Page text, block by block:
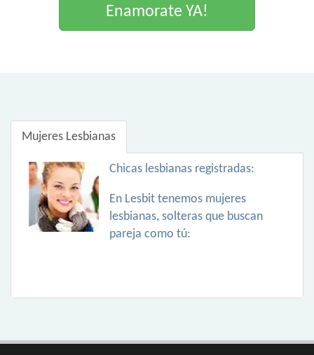
Enamorate YA!
Mujeres Lesbianas
Chicas lesbianas registradas:
En Lesbit tenemos mujeres
lesbianas, solteras que buscan
pareja como tú: